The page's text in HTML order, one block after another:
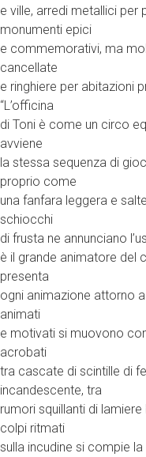
e ville, arredi metallici per
monumenti epici
e commemorativi, ma
cancellate
e ringhiere per abitazioni
“L’officina
di Toni è come un circo
avviene
la stessa sequenza di
proprio come
una fanfara leggera e
schiocchi
di frusta ne annunciano
è il grande animatore del
presenta
ogni animazione attorno
animati
e motivati si muovono
acrobati
tra cascate di scintille di
incandescente, tra
rumori squillanti di
colpi ritmati
sulla incudine si compie